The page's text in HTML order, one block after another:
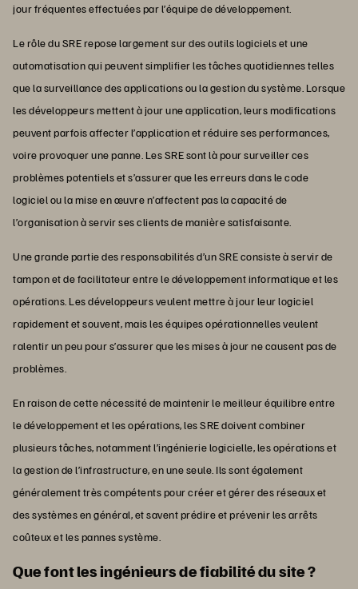
jour fréquentes effectuées par l’équipe de développement.
Le rôle du SRE repose largement sur des outils logiciels et une
automatisation qui peuvent simplifier les tâches quotidiennes telles
que la surveillance des applications ou la gestion du système. Lorsque
les développeurs mettent à jour une application, leurs modifications
peuvent parfois affecter l’application et réduire ses performances,
voire provoquer une panne. Les SRE sont là pour surveiller ces
problèmes potentiels et s’assurer que les erreurs dans le code
logiciel ou la mise en œuvre n’affectent pas la capacité de
l’organisation à servir ses clients de manière satisfaisante.
Une grande partie des responsabilités d’un SRE consiste à servir de
tampon et de facilitateur entre le développement informatique et les
opérations. Les développeurs veulent mettre à jour leur logiciel
rapidement et souvent, mais les équipes opérationnelles veulent
ralentir un peu pour s’assurer que les mises à jour ne causent pas de
problèmes.
En raison de cette nécessité de maintenir le meilleur équilibre entre
le développement et les opérations, les SRE doivent combiner
plusieurs tâches, notamment l’ingénierie logicielle, les opérations et
la gestion de l’infrastructure, en une seule. Ils sont également
généralement très compétents pour créer et gérer des réseaux et
des systèmes en général, et savent prédire et prévenir les arrêts
coûteux et les pannes système.
Que font les ingénieurs de fiabilité du site ?